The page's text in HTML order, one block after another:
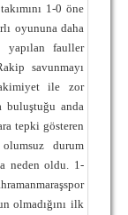
1-0 öne
oyununa daha
yapılan fauller
savunmayı
ile zor
buluştuğu anda
tepki gösteren
durum
neden oldu. 1-
olmadığını ilk